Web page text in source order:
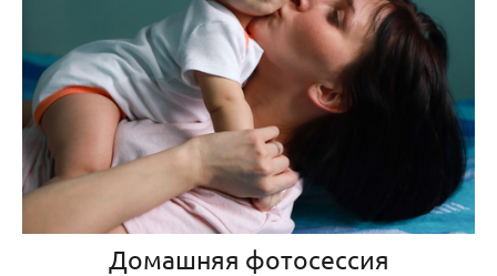
Домашняя фотосессия